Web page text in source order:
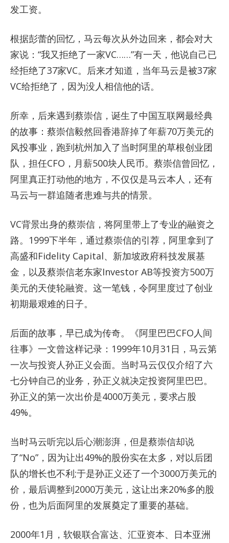
发工资。
根据彭蕾的回忆，马云每次从外边回来，都会对大
家说：“我又拒绝了一家VC……”有一天，他说自己已
经拒绝了37家VC。后来才知道，当年马云是被37家
VC给拒绝了，因为没人相信他的话。
所幸，后来遇到蔡崇信，诞生了中国互联网最经典
的故事：蔡崇信毅然回香港辞掉了年薪70万美元的
风投事业，跑到杭州加入了当时阿里的草根创业团
队，担任CFO，月薪500块人民币。蔡崇信曾回忆，
阿里真正打动他的地方，不仅仅是马云本人，还有
马云与一群追随者患难与共的情景。
VC背景出身的蔡崇信，将阿里带上了专业的融资之
路。1999下半年，通过蔡崇信的引荐，阿里拿到了
高盛和Fidelity Capital、新加坡政府科技发展基
金，以及蔡崇信老东家Investor AB等投资方500万
美元的天使轮融资。这一笔钱，令阿里度过了创业
初期最艰难的日子。
后面的故事，早已成为传奇。《阿里巴巴CFO人间
往事》一文曾这样记录：1999年10月31日，马云第
一次与投资人孙正义会面。当时马云仅仅介绍了六
七分钟自己的业务，孙正义就决定投资阿里巴巴。
孙正义的第一次出价是4000万美元，要求占股
49%。
当时马云听完以后心潮澎湃，但是蔡崇信却说
了“No”，因为让出49%的股份实在太多，对以后团
队的增长也不利;于是孙正义还了一个3000万美元的
价，最后调整到2000万美元，这让出来20%多的股
份，也为后面阿里的发展奠定了重要的基础。
2000年1月，软银联合富达、汇亚资本、日本亚洲